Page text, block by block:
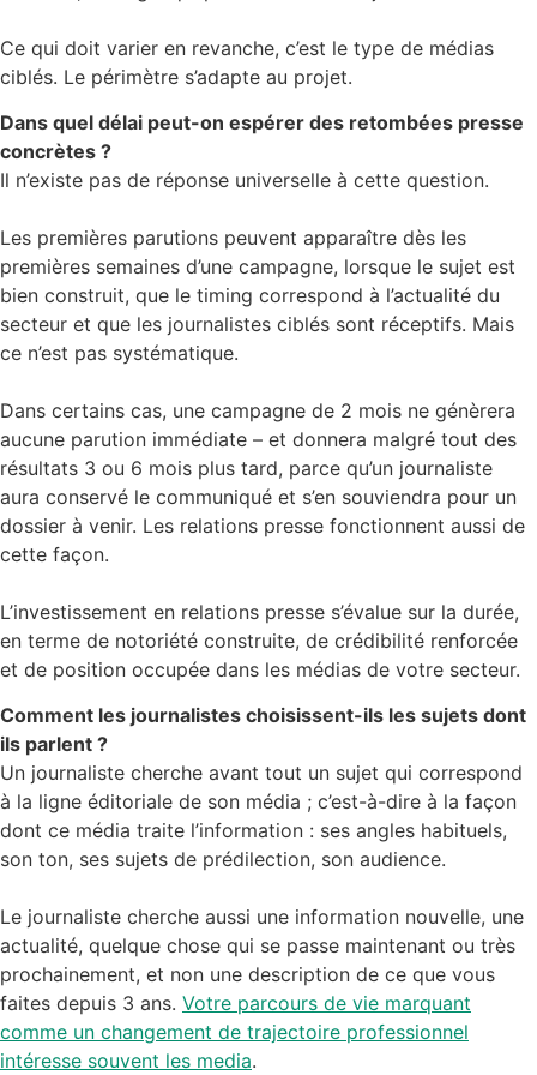
Ce qui doit varier en revanche, c’est le type de médias
ciblés. Le périmètre s’adapte au projet.
Dans quel délai peut-on espérer des retombées presse
concrètes ?
Il n’existe pas de réponse universelle à cette question.
Les premières parutions peuvent apparaître dès les
premières semaines d’une campagne, lorsque le sujet est
bien construit, que le timing correspond à l’actualité du
secteur et que les journalistes ciblés sont réceptifs. Mais
ce n’est pas systématique.
Dans certains cas, une campagne de 2 mois ne génèrera
aucune parution immédiate – et donnera malgré tout des
résultats 3 ou 6 mois plus tard, parce qu’un journaliste
aura conservé le communiqué et s’en souviendra pour un
dossier à venir. Les relations presse fonctionnent aussi de
cette façon.
L’investissement en relations presse s’évalue sur la durée,
en terme de notoriété construite, de crédibilité renforcée
et de position occupée dans les médias de votre secteur.
Comment les journalistes choisissent-ils les sujets dont
ils parlent ?
Un journaliste cherche avant tout un sujet qui correspond
à la ligne éditoriale de son média ; c’est-à-dire à la façon
dont ce média traite l’information : ses angles habituels,
son ton, ses sujets de prédilection, son audience.
Le journaliste cherche aussi une information nouvelle, une
actualité, quelque chose qui se passe maintenant ou très
prochainement, et non une description de ce que vous
faites depuis 3 ans. Votre parcours de vie marquant
comme un changement de trajectoire professionnel
intéresse souvent les media.